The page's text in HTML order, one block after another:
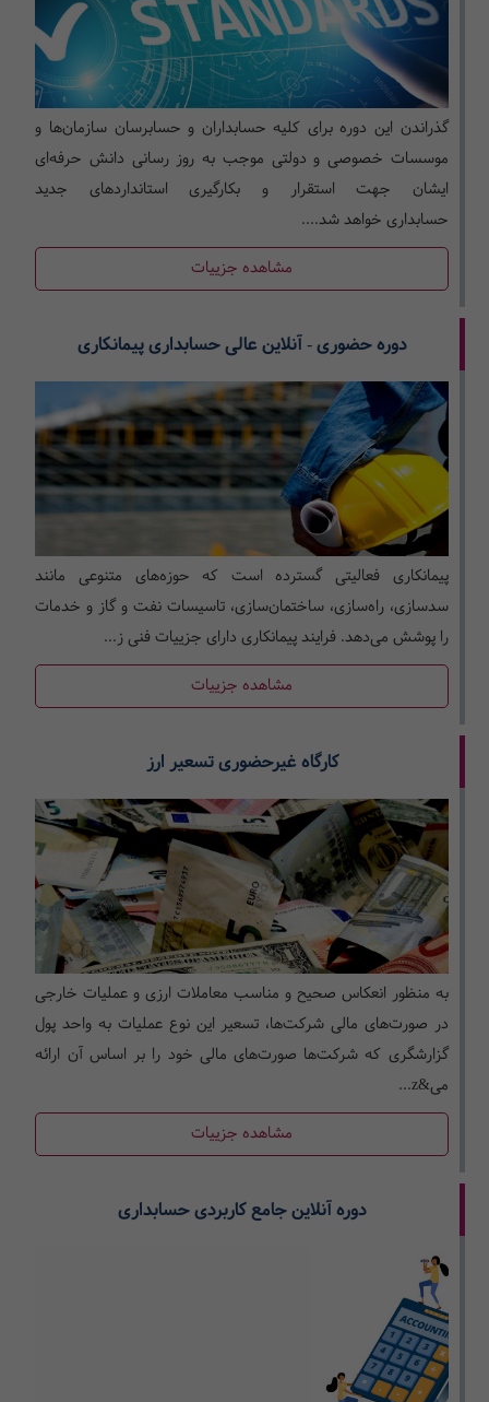
گذراندن این دوره برای کلیه حسابداران و حسابرسان سازمان‌ها و
موسسات خصوصی و دولتی موجب به روز رسانی دانش حرفه‌ای
ایشان جهت استقرار و بکارگیری استانداردهای جدید
حسابداری خواهد شد....
مشاهده جزییات
دوره حضوری - آنلاین عالی حسابداری پیمانکاری
پیمانکاری فعالیتی گسترده است که حوزه­‌های متنوعی مانند
سدسازی، راه‌­سازی، ساختمان‌سازی، تاسیسات نفت و گاز و خدمات
را پوشش می­‌دهد. فرایند پیمانکاری دارای جزییات فنی ز...
مشاهده جزییات
کارگاه غیرحضوری تسعیر ارز
به منظور انعکاس صحیح و مناسب معاملات ارزی و عملیات خارجی
در صورت‌های مالی شرکت‌ها، تسعیر این نوع عملیات به واحد پول
گزارشگری که شرکت‌ها صورت‌های مالی خود را بر اساس آن ارائه
می&z...
مشاهده جزییات
دوره آنلاین جامع کاربردی حسابداری